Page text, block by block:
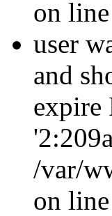
on
user
and
expire
/var/
on